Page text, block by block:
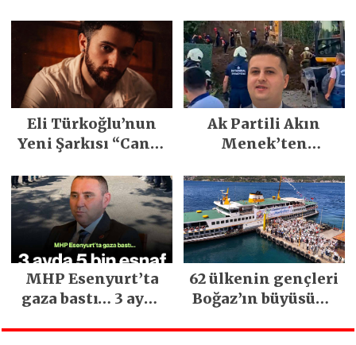
Emeğiyle Son
Yılların En Büyük
Festivali
Gerçekleşti
Eli Türkoğlu’nun
Yeni Şarkısı “Canın
İlgi Gördü!..
Ak Partili Akın
Menek’ten
heyelan sonrası
kritik uyarı
MHP Esenyurt’ta
gaza bastı… 3 ayda
edildi
62 ülkenin gençleri
Boğaz’ın büyüsüne